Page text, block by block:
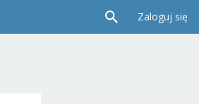
Zaloguj się